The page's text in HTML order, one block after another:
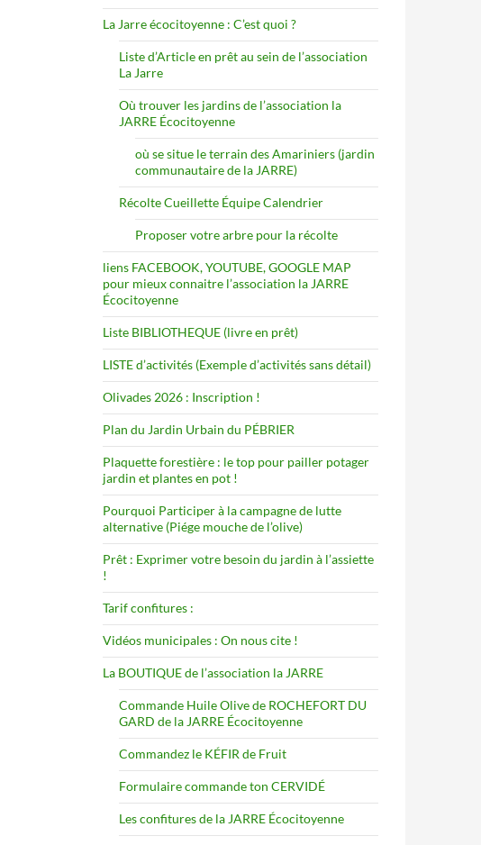
La Jarre écocitoyenne : C’est quoi ?
Liste d’Article en prêt au sein de l’association
La Jarre
Où trouver les jardins de l’association la
JARRE Écocitoyenne
où se situe le terrain des Amariniers (jardin
communautaire de la JARRE)
Récolte Cueillette Équipe Calendrier
Proposer votre arbre pour la récolte
liens FACEBOOK, YOUTUBE, GOOGLE MAP
pour mieux connaitre l’association la JARRE
Écocitoyenne
Liste BIBLIOTHEQUE (livre en prêt)
LISTE d’activités (Exemple d’activités sans détail)
Olivades 2026 : Inscription !
Plan du Jardin Urbain du PÉBRIER
Plaquette forestière : le top pour pailler potager
jardin et plantes en pot !
Pourquoi Participer à la campagne de lutte
alternative (Piége mouche de l’olive)
Prêt : Exprimer votre besoin du jardin à l’assiette
!
Tarif confitures :
Vidéos municipales : On nous cite !
La BOUTIQUE de l’association la JARRE
Commande Huile Olive de ROCHEFORT DU
GARD de la JARRE Écocitoyenne
Commandez le KÉFIR de Fruit
Formulaire commande ton CERVIDÉ
Les confitures de la JARRE Écocitoyenne